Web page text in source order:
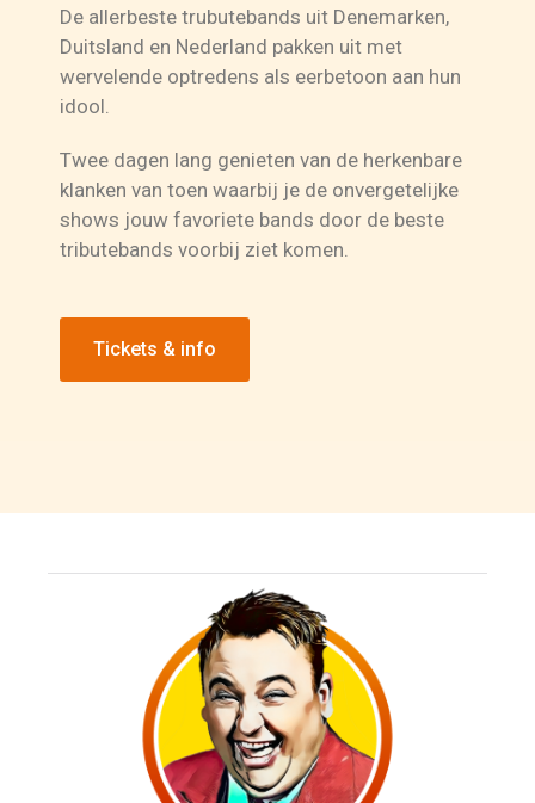
De allerbeste trubutebands uit Denemarken,
Duitsland en Nederland pakken uit met
wervelende optredens als eerbetoon aan hun
idool.
Twee dagen lang genieten van de herkenbare
klanken van toen waarbij je de onvergetelijke
shows jouw favoriete bands door de beste
tributebands voorbij ziet komen.
Tickets & info